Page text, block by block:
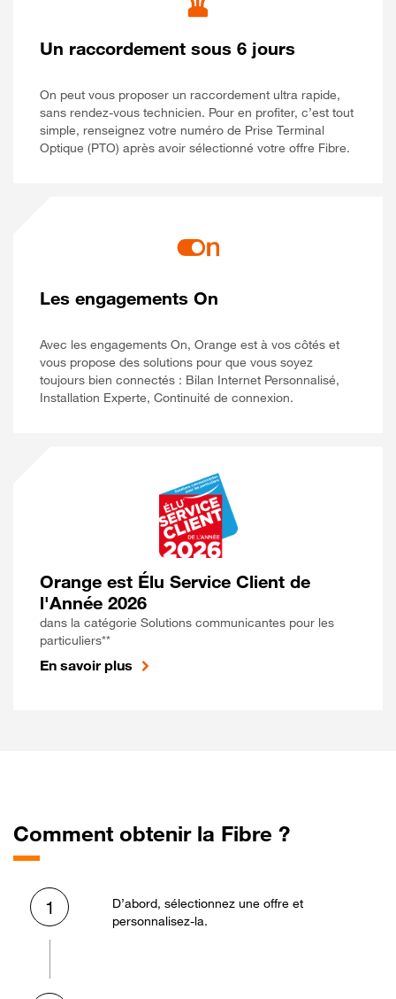
Un raccordement sous 6 jours
On peut vous proposer un raccordement ultra rapide,
sans rendez-vous technicien. Pour en profiter, c’est tout
simple, renseignez votre numéro de Prise Terminal
Optique (PTO) après avoir sélectionné votre offre Fibre.
Les engagements On
Avec les engagements On, Orange est à vos côtés et
vous propose des solutions pour que vous soyez
toujours bien connectés : Bilan Internet Personnalisé,
Installation Experte, Continuité de connexion.
Orange est Élu Service Client de
l'Année 2026
dans la catégorie Solutions communicantes pour les
particuliers**
En savoir plus
Comment obtenir la Fibre ?
1
D’abord, sélectionnez une offre et
personnalisez-la.